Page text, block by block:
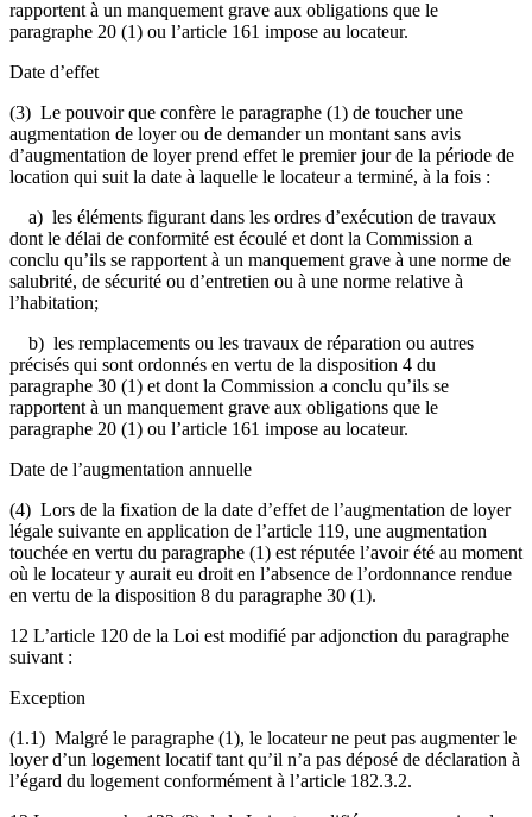
rapportent à un manquement grave aux obligations que le
paragraphe 20 (1) ou l’article 161 impose au locateur.
Date d’effet
(3) Le pouvoir que confère le paragraphe (1) de toucher une
augmentation de loyer ou de demander un montant sans avis
d’augmentation de loyer prend effet le premier jour de la période de
location qui suit la date à laquelle le locateur a terminé, à la fois :
a) les éléments figurant dans les ordres d’exécution de travaux
dont le délai de conformité est écoulé et dont la Commission a
conclu qu’ils se rapportent à un manquement grave à une norme de
salubrité, de sécurité ou d’entretien ou à une norme relative à
l’habitation;
b) les remplacements ou les travaux de réparation ou autres
précisés qui sont ordonnés en vertu de la disposition 4 du
paragraphe 30 (1) et dont la Commission a conclu qu’ils se
rapportent à un manquement grave aux obligations que le
paragraphe 20 (1) ou l’article 161 impose au locateur.
Date de l’augmentation annuelle
(4) Lors de la fixation de la date d’effet de l’augmentation de loyer
légale suivante en application de l’article 119, une augmentation
touchée en vertu du paragraphe (1) est réputée l’avoir été au moment
où le locateur y aurait eu droit en l’absence de l’ordonnance rendue
en vertu de la disposition 8 du paragraphe 30 (1).
12 L’article 120 de la Loi est modifié par adjonction du paragraphe
suivant :
Exception
(1.1) Malgré le paragraphe (1), le locateur ne peut pas augmenter le
loyer d’un logement locatif tant qu’il n’a pas déposé de déclaration à
l’égard du logement conformément à l’article 182.3.2.